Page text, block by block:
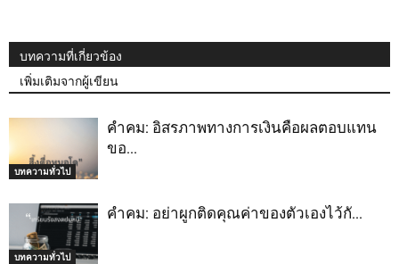
บทความที่เกี่ยวข้อง
เพิ่มเติมจากผู้เขียน
บทความทั่วไป
คำคม: อิสรภาพทางการเงินคือผลตอบแทน
ขอ…
บทความทั่วไป
คำคม: อย่าผูกติดคุณค่าของตัวเองไว้กั…